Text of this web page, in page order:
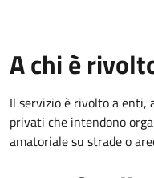
A chi è
Il servizio è rivolto a enti,
privati che intendono
amatoriale su strade o